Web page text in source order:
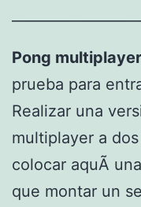
Pong
prueba para
Realizar una
multiplayer a
colocar aquÃ­
que montar un